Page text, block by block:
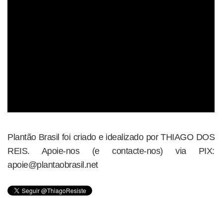
Plantão Brasil foi criado e idealizado por THIAGO DOS
REIS. Apoie-nos (e contacte-nos) via PIX:
apoie@plantaobrasil.net